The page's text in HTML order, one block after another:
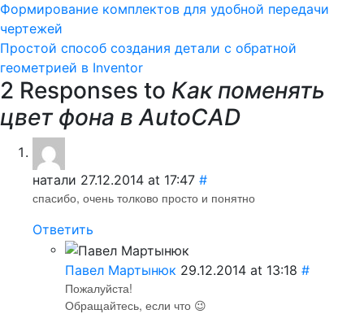
Формирование комплектов для удобной передачи
чертежей
Простой способ создания детали с обратной
геометрией в Inventor
2 Responses to Как поменять
цвет фона в AutoCAD
натали 27.12.2014 at 17:47 #
спасибо, очень толково просто и понятно
Ответить
Павел Мартынюк 29.12.2014 at 13:18 #
Пожалуйста!
Обращайтесь, если что 😉